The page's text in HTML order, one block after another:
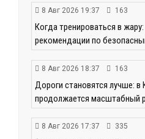
8 Авг 2026 19:37 163
Когда тренироваться в
рекомендации по
8 Авг 2026 18:37 163
Дороги становятся лучше: в
продолжается масштабный
8 Авг 2026 17:37 335